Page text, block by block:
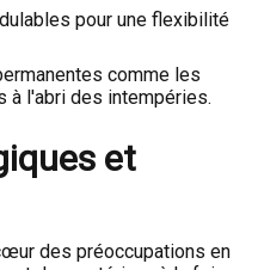
pour une flexibilité
comme les
à l'abri des intempéries.
et
des préoccupations en